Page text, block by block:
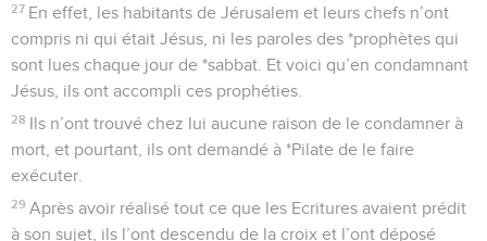
27 En effet, les habitants de Jérusalem et leurs chefs n’ont
compris ni qui était Jésus, ni les paroles des *prophètes qui
sont lues chaque jour de *sabbat. Et voici qu’en condamnant
Jésus, ils ont accompli ces prophéties.
28 Ils n’ont trouvé chez lui aucune raison de le condamner à
mort, et pourtant, ils ont demandé à *Pilate de le faire
exécuter.
29 Après avoir réalisé tout ce que les Ecritures avaient prédit
à son sujet, ils l’ont descendu de la croix et l’ont déposé